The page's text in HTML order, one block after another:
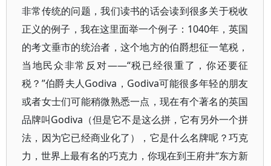
非常传统的问题，我们读书的话会读到很多关于税收
正义的例子，我在这里面举一个例子：1040年，英国
的考文垂市的统治者，这个地方的伯爵想征一笔税，
当地民众非常反对——“税已经很重了，你还要征
税？”伯爵夫人Godiva，Godiva可能很多年轻的朋友
或者女士们可能稍微熟悉一点，现在有个著名的英国
品牌叫Godiva（但是它不是这么拼，它有另外一个拼
法，因为它已经商业化了），它是什么名牌呢？巧克
力，世界上最有名的巧克力，你现在到王府井“东方新